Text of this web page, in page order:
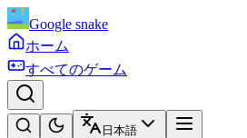
Google snake
ホーム
すべてのゲーム
日本語